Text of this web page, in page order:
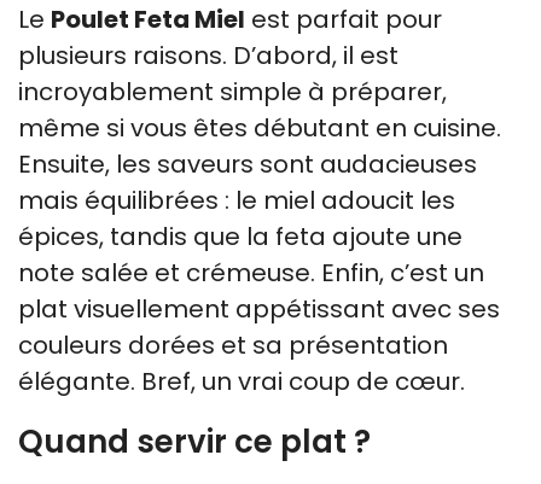
Le Poulet Feta Miel est parfait pour
plusieurs raisons. D’abord, il est
incroyablement simple à préparer,
même si vous êtes débutant en cuisine.
Ensuite, les saveurs sont audacieuses
mais équilibrées : le miel adoucit les
épices, tandis que la feta ajoute une
note salée et crémeuse. Enfin, c’est un
plat visuellement appétissant avec ses
couleurs dorées et sa présentation
élégante. Bref, un vrai coup de cœur.
Quand servir ce plat ?